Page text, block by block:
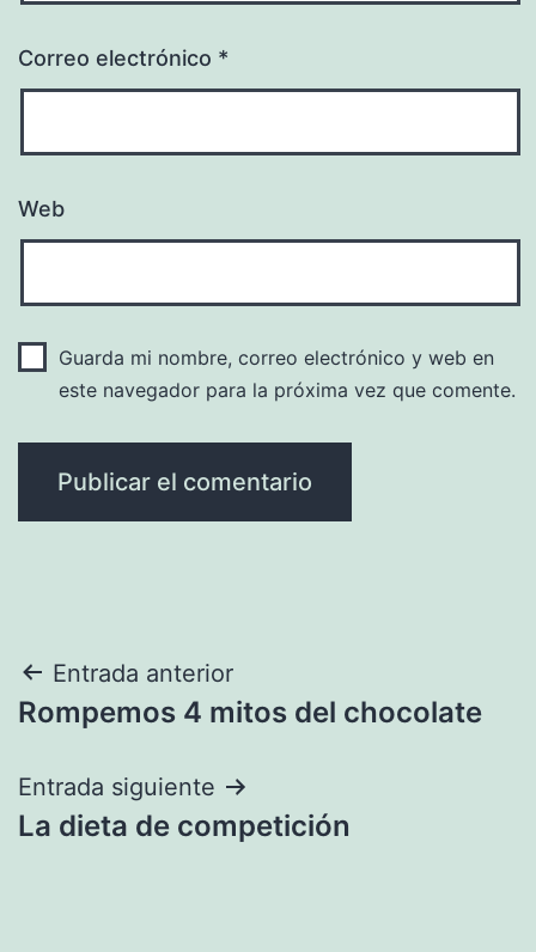
Correo electrónico *
Web
Guarda mi nombre, correo electrónico y web en
este navegador para la próxima vez que comente.
Navegación
de
entradas
Entrada anterior
Rompemos 4 mitos del chocolate
Entrada siguiente
La dieta de competición